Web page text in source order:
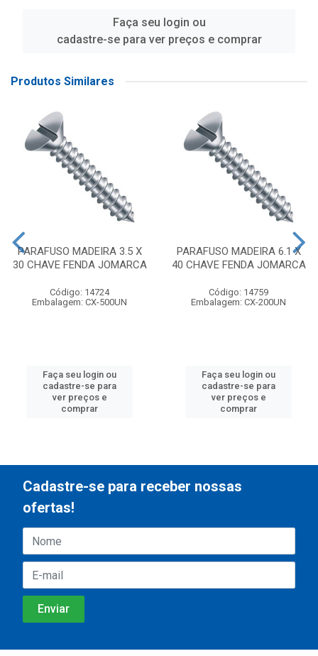
Faça seu login ou
cadastre-se para ver preços e comprar
Produtos Similares
PARAFUSO MADEIRA 3.5 X
30 CHAVE FENDA JOMARCA
Código: 14724
Embalagem: CX-500UN
Faça seu login ou
cadastre-se para
ver preços e
comprar
PARAFUSO MADEIRA 6.1 X
40 CHAVE FENDA JOMARCA
Código: 14759
Embalagem: CX-200UN
Faça seu login ou
cadastre-se para
ver preços e
comprar
Cadastre-se para receber nossas
ofertas!